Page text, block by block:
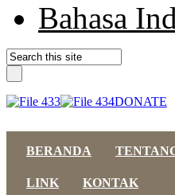
Bahasa
DONATE
BERANDA
LINK KONTAK